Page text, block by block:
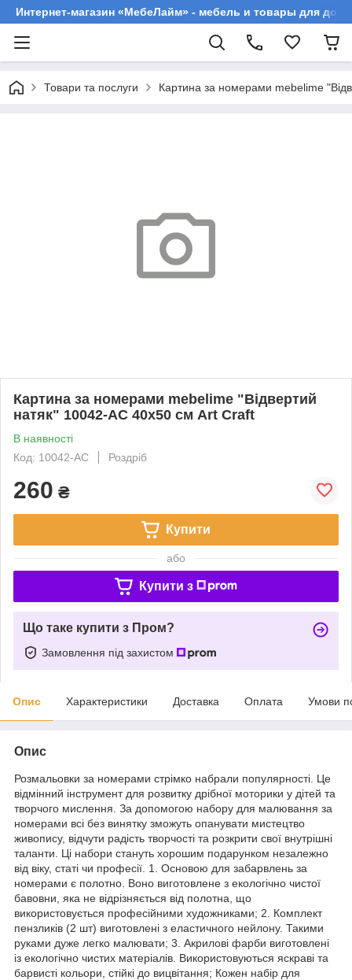
Интернет-магазин «МебеЛайм» - мебель и товары для
Товари та послуги Картина за номерами mebelime
Картина за номерами mebelime "Відвертий
натяк" 10042-AC 40х50 см Art Craft
В наявності
Код: 10042-AC
Роздріб
260 ₴
Купити
або
Купити з
Що таке купити з Пром?
Замовлення під захистом
Опис Характеристики Доставка Оплата Умови
Опис
Розмальовки за номерами стрімко набрали популярності. Це
відмінний інструмент для розвитку дрібної моторики у дітей та
творчого мислення. За допомогою набору для малювання за
номерами всі без винятку зможуть опанувати мистецтво
живопису, відчути радість творчості та розкрити свої внутрішні
таланти. Ці набори стануть хорошим подарунком незалежно
від віку, статі чи професії. 1. Основою для забарвлень за
номерами є полотно. Воно виготовлене з екологічно чистої
бавовни, яка не відрізняється від полотна, що
використовується професійними художниками; 2. Комплект
пензликів (2 шт) виготовлені з еластичного нейлону. Такими
руками дуже легко малювати; 3. Акрилові фарби виготовлені
із екологічно чистих матеріалів. Використовуються яскраві та
барвисті кольори, стійкі до вицвітання; Кожен набір для